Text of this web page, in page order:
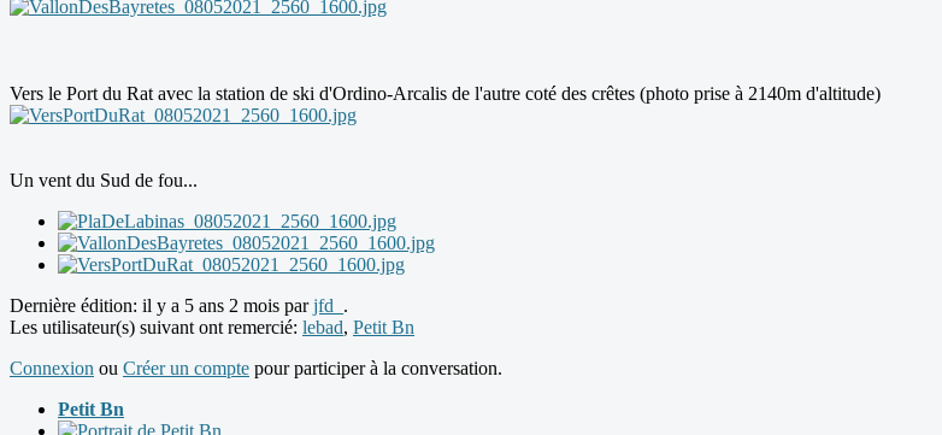
Vers le Port du Rat avec la station de ski d'Ordino-Arcalis de l'autre coté des crêtes (photo prise à 2140m d'altitude)
Un vent du Sud de fou...
Dernière édition: il y a 5 ans 2 mois parjfd_ .
Les utilisateur(s) suivant ont remercié: lebad, Petit Bn
Connexion ou Créer un compte pour participer à la conversation.
Petit Bn